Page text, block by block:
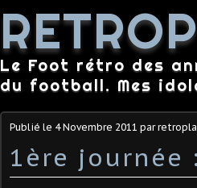
Le Foot rétro des
du football. Mes
Publié le 4 Novembre 2011 par
1ère journée